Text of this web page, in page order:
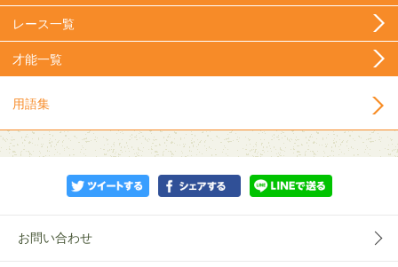
レース一覧
才能一覧
用語集
お問い合わせ